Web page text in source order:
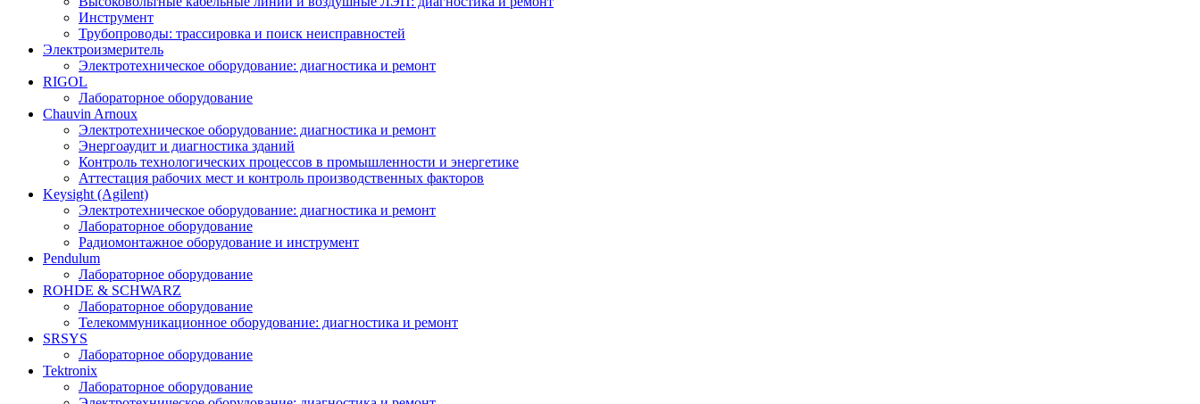
Инструмент
Трубопроводы: трассировка и поиск неисправностей
Электроизмеритель
Электротехническое оборудование: диагностика и ремонт
RIGOL
Лабораторное оборудование
Chauvin Arnoux
Электротехническое оборудование: диагностика и ремонт
Энергоаудит и диагностика зданий
Контроль технологических процессов в промышленности и энергетике
Аттестация рабочих мест и контроль производственных факторов
Keysight (Agilent)
Электротехническое оборудование: диагностика и ремонт
Лабораторное оборудование
Радиомонтажное оборудование и инструмент
Pendulum
Лабораторное оборудование
ROHDE & SCHWARZ
Лабораторное оборудование
Телекоммуникационное оборудование: диагностика и ремонт
SRSYS
Лабораторное оборудование
Tektronix
Лабораторное оборудование